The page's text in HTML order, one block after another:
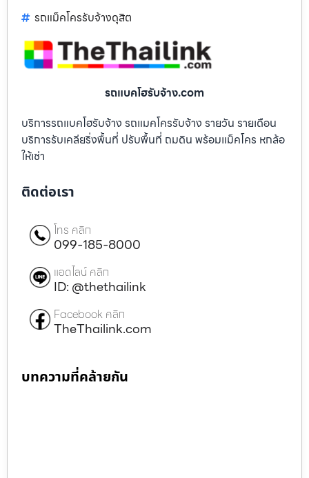
รถแม็คโครรับจ้างดุสิต
รถแบคโฮรับจ้าง.com
บริการรถแบคโฮรับจ้าง รถแมคโครรับจ้าง รายวัน รายเดือน
บริการรับเคลียริ่งพื้นที่ ปรับพื้นที่ ถมดิน พร้อมแม็คโคร หกล้อ
ให้เช่า
ติดต่อเรา
โทร คลิก
099-185-8000
แอดไลน์ คลิก
ID: @thethailink
Facebook คลิก
TheThailink.com
บทความที่คล้ายกัน